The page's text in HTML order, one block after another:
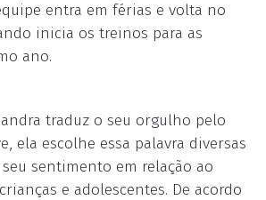
entra em férias e volta no
inicia os treinos para as
ano.
traduz o seu orgulho pelo
ela escolhe essa palavra diversas
sentimento em relação ao
e adolescentes. De acordo